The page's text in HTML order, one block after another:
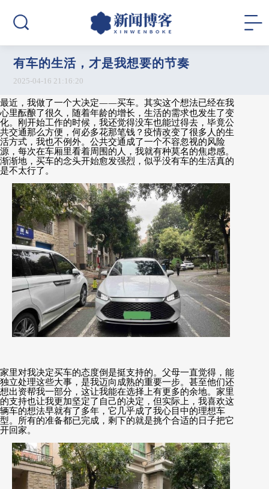
有车的生活，才是我想要的节奏
2025-04-16 21:16:20
最近，我做了一个大决定——买车。其实这个想法已经在我
心里酝酿了很久，随着年龄的增长，生活的需求也发生了变
化。刚开始工作的时候，我还觉得没车也能过得去，毕竟公
共交通那么方便，何必多花那笔钱？疫情改变了很多人的生
活方式，我也不例外。公共交通成了一个不容忽视的风险
源，每次在车厢里看着周围的人，我就有种莫名的焦虑感。
渐渐地，买车的念头开始愈发强烈，似乎没有车的生活真的
是不太行了。
家里对我决定买车的态度倒是挺支持的。父母一直觉得，能
独立处理这些大事，是我迈向成熟的重要一步。甚至他们还
想出资帮我一部分，这让我能在选择上有更多的余地。家里
的支持也让我更加坚定了自己的决定，但实际上，我喜欢这
辆车的想法早就有了多年，它几乎成了我心目中的理想车
型。所有的准备都已完成，剩下的就是挑个合适的日子把它
开回家。